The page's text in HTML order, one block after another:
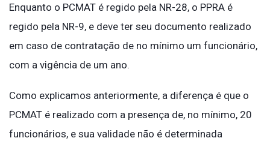
Enquanto o PCMAT é regido pela NR-28, o PPRA é
regido pela NR-9, e deve ter seu documento realizado
em caso de contratação de no mínimo um funcionário,
com a vigência de um ano.
Como explicamos anteriormente, a diferença é que o
PCMAT é realizado com a presença de, no mínimo, 20
funcionários, e sua validade não é determinada